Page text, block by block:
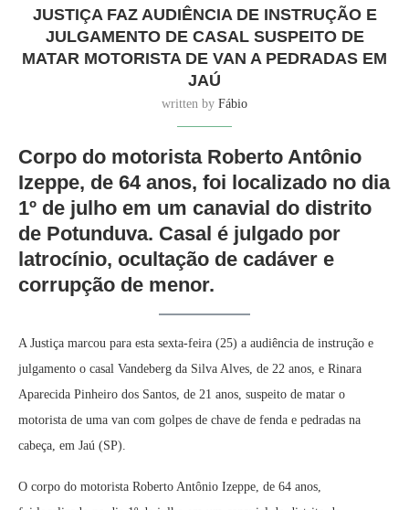
JUSTIÇA FAZ AUDIÊNCIA DE INSTRUÇÃO E
JULGAMENTO DE CASAL SUSPEITO DE
MATAR MOTORISTA DE VAN A PEDRADAS EM
JAÚ
written by Fábio
Corpo do motorista Roberto Antônio
Izeppe, de 64 anos, foi localizado no dia
1º de julho em um canavial do distrito
de Potunduva. Casal é julgado por
latrocínio, ocultação de cadáver e
corrupção de menor.
A Justiça marcou para esta sexta-feira (25) a audiência de instrução e
julgamento o casal Vandeberg da Silva Alves, de 22 anos, e Rinara
Aparecida Pinheiro dos Santos, de 21 anos, suspeito de matar o
motorista de uma van com golpes de chave de fenda e pedradas na
cabeça, em Jaú (SP).
O corpo do motorista Roberto Antônio Izeppe, de 64 anos,